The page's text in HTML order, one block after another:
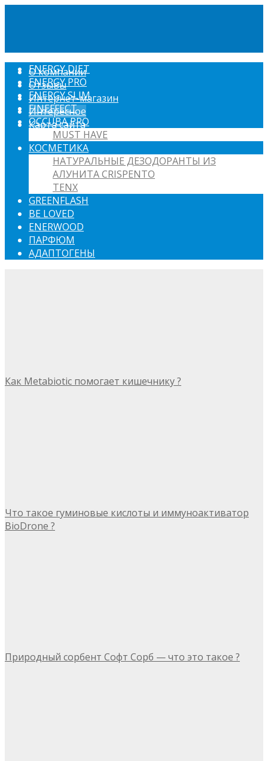
О компании
Отзывы
Интернет-магазин
Интересное
Карта сайта
ENERGY DIET
ENERGY PRO
ENERGY SLIM
FINEFFECT
OCCUBA PRO
MUST HAVE
КОСМЕТИКА
НАТУРАЛЬНЫЕ ДЕЗОДОРАНТЫ ИЗ
АЛУНИТА CRISPENTO
TENX
GREENFLASH
BE LOVED
ENERWOOD
ПАРФЮМ
АДАПТОГЕНЫ
Как Metabiotic помогает кишечнику ?
Что такое гуминовые кислоты и иммуноактиватор
BioDrone ?
Природный сорбент Софт Сорб — что это такое ?